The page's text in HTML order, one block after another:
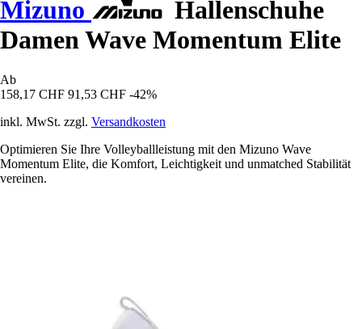
Mizuno
Hallenschuhe
Damen Wave Momentum Elite
Ab
158,17 CHF 91,53 CHF -42%
inkl. MwSt. zzgl. Versandkosten
Optimieren Sie Ihre Volleyballleistung mit den Mizuno Wave
Momentum Elite, die Komfort, Leichtigkeit und unmatched Stabilität
vereinen.